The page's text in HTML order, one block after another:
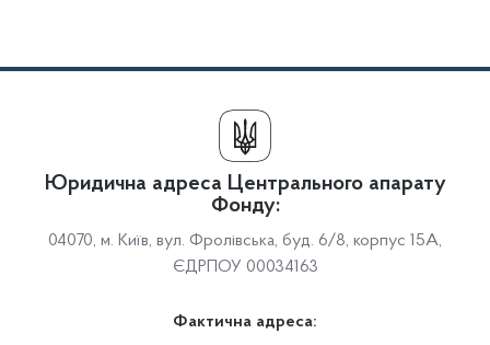
Юридична адреса Центрального апарату
Фонду:
04070, м. Київ, вул. Фролівська, буд. 6/8, корпус 15А,
ЄДРПОУ 00034163
Фактична адреса: